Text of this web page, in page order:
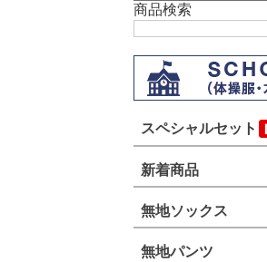
商品検索
スペシャルセット
新着商品
無地ソックス
無地パンツ